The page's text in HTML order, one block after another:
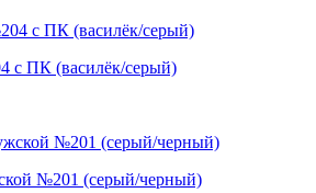
с ПК (василёк/серый)
№201 (серый/черный)